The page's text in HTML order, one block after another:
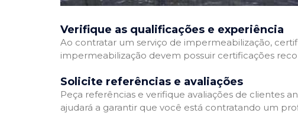
Verifique as qualificações e experiência
Ao contratar um serviço de impermeabilização,
impermeabilização devem possuir certificações
Solicite referências e avaliações
Peça referências e verifique avaliações de clientes
ajudará a garantir que você está contratando um